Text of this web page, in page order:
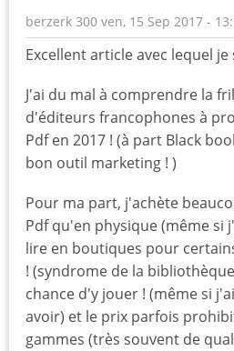
berzerk 300 ven, 15 Sep 2017 -
Excellent article avec lequel
J'ai du mal à comprendre la
d'éditeurs francophones à
Pdf en 2017 ! (à part Black
bon outil marketing ! )
Pour ma part, j'achète
Pdf qu'en physique (même si
lire en boutiques pour
! (syndrome de la
chance d'y jouer ! (même si
avoir) et le prix parfois
gammes (très souvent de